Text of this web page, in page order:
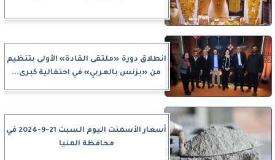
انطلاق دورة «ملتقى القادة» الأولى بتنظيم
من «بزنس بالعربي» في احتفالية كبرى...
أسعار الأسمنت اليوم السبت 21-9-2024 في
محافظة المنيا